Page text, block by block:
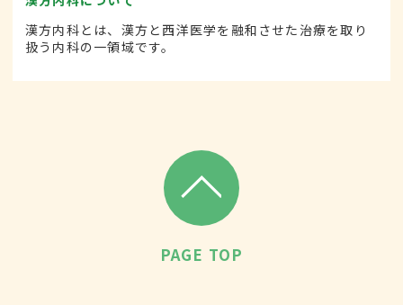
漢方内科とは、漢方と西洋医学を融和させた治療を取り
扱う内科の一領域です。
PAGE TOP